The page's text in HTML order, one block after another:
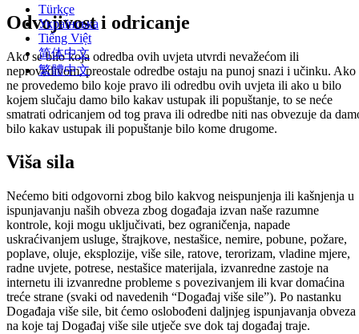
Türkçe
Українська
Tiếng Việt
简体中文
繁體中文
Odvojivost i odricanje
Ako se bilo koja odredba ovih uvjeta utvrdi nevažećom ili
neprovedivom, preostale odredbe ostaju na punoj snazi i učinku. Ako
ne provedemo bilo koje pravo ili odredbu ovih uvjeta ili ako u bilo
kojem slučaju damo bilo kakav ustupak ili popuštanje, to se neće
smatrati odricanjem od tog prava ili odredbe niti nas obvezuje da
bilo kakav ustupak ili popuštanje bilo kome drugome.
Viša sila
Nećemo biti odgovorni zbog bilo kakvog neispunjenja ili kašnjenja u
ispunjavanju naših obveza zbog događaja izvan naše razumne
kontrole, koji mogu uključivati, bez ograničenja, napade
uskraćivanjem usluge, štrajkove, nestašice, nemire, pobune, požare,
poplave, oluje, eksplozije, više sile, ratove, terorizam, vladine mjere,
radne uvjete, potrese, nestašice materijala, izvanredne zastoje na
internetu ili izvanredne probleme s povezivanjem ili kvar domaćina
treće strane (svaki od navedenih “Događaj više sile”). Po nastanku
Događaja više sile, bit ćemo oslobođeni daljnjeg ispunjavanja obveza
na koje taj Događaj više sile utječe sve dok taj događaj traje.